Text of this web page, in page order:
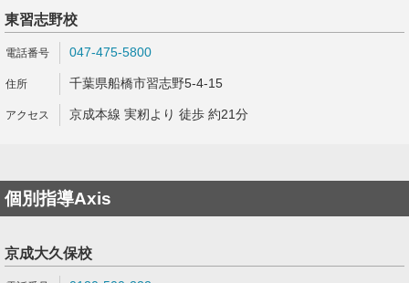
東習志野校
047-475-5800
千葉県船橋市習志野5-4-15
京成本線 実籾より 徒歩 約21分
個別指導Axis
京成大久保校